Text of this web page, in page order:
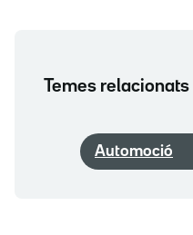
Temes relacionats
Automoció